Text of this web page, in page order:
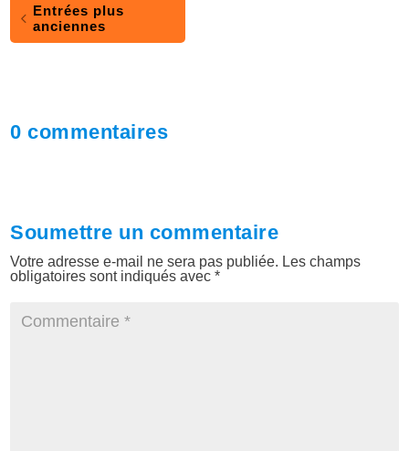
Entrées plus
anciennes
0 commentaires
Soumettre un commentaire
Votre adresse e-mail ne sera pas publiée. Les champs
obligatoires sont indiqués avec*